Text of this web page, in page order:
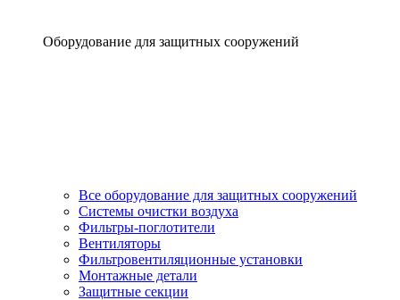
Оборудование для защитных сооружений
Все оборудование для защитных сооружений
Системы очистки воздуха
Фильтры-поглотители
Вентиляторы
Фильтровентиляционные установки
Монтажные детали
Защитные секции